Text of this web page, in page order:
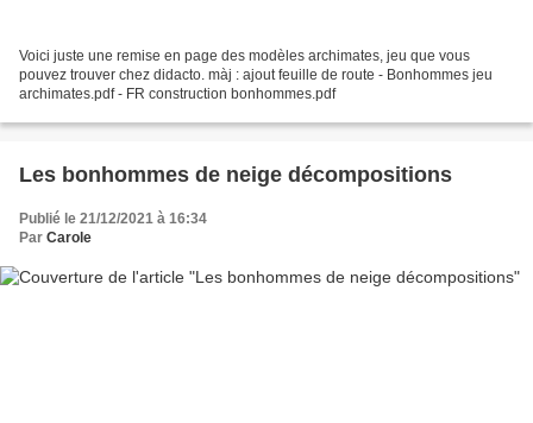
Voici juste une remise en page des modèles archimates, jeu que vous
pouvez trouver chez didacto. màj : ajout feuille de route - Bonhommes jeu
archimates.pdf - FR construction bonhommes.pdf
Les bonhommes de neige décompositions
Publié le 21/12/2021 à 16:34
Par Carole